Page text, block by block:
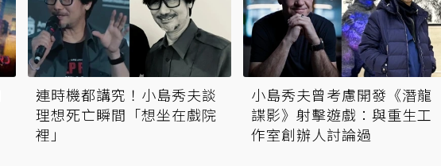
連時機都講究！小島秀夫談
理想死亡瞬間「想坐在戲院
裡」
小島秀夫曾考慮開發《潛龍
諜影》射擊遊戲：與重生工
作室創辦人討論過